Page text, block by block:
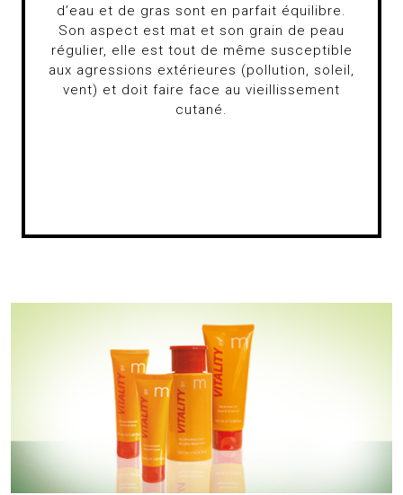
d’eau et de gras sont en parfait équilibre.
Son aspect est mat et son grain de peau
régulier, elle est tout de même susceptible
aux agressions extérieures (pollution, soleil,
vent) et doit faire face au vieillissement
cutané.